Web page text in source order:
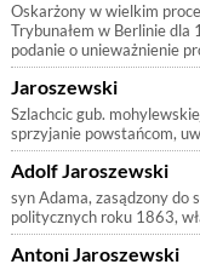
Oskarżony w wielkim
Trybunałem w Berlinie
podanie o unieważnienie
Jaroszewski
Szlachcic gub.
sprzyjanie powstańcom,
Adolf Jaroszewski
syn Adama, zasądzony do
politycznych roku 1863,
Antoni Jaroszewski